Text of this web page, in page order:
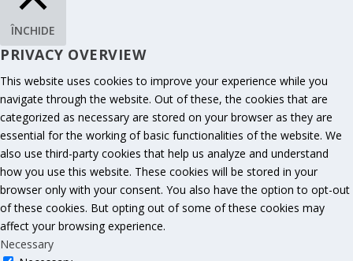
ÎNCHIDE
PRIVACY OVERVIEW
This website uses cookies to improve your experience while you
navigate through the website. Out of these, the cookies that are
categorized as necessary are stored on your browser as they are
essential for the working of basic functionalities of the website. We
also use third-party cookies that help us analyze and understand
how you use this website. These cookies will be stored in your
browser only with your consent. You also have the option to opt-out
of these cookies. But opting out of some of these cookies may
affect your browsing experience.
Necessary